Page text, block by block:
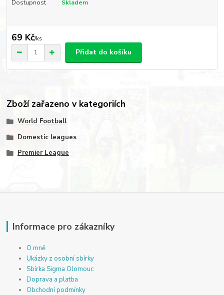
Dostupnost Skladem
69 Kč/ks
Přidat do košíku
Zboží zařazeno v kategoriích
World Football
Domestic leagues
Premier League
Informace pro zákazníky
O mně
Ukázky z osobní sbírky
Sbírka Sigma Olomouc
Doprava a platba
Obchodní podmínky